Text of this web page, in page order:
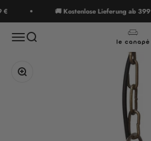
Zum Inhalt springen🚚 Kostenlose Lieferung ab 399 €
MenüSuche le canapé
Bild vergrößern